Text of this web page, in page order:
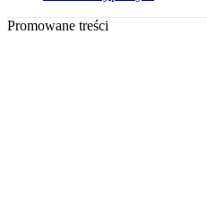
Promowane treści